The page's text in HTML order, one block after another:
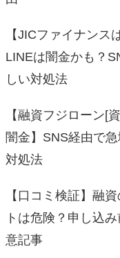
【JICファイナンス
LINEは闇金かも？
しい対処法
【融資フジローン[
闇金】SNS経由で
対処法
【口コミ検証】融
トは危険？申し込
意記事